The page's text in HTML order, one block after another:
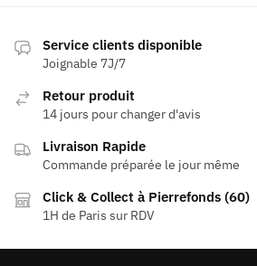
Service clients disponible
Joignable 7J/7
Retour produit
14 jours pour changer d'avis
Livraison Rapide
Commande préparée le jour même
Click & Collect à Pierrefonds (60)
1H de Paris sur RDV